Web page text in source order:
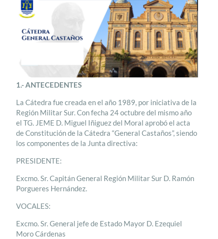
1.- ANTECEDENTES
La Cátedra fue creada en el año 1989, por iniciativa de la
Región Militar Sur. Con fecha 24 octubre del mismo año
el TG. JEME D. Miguel Iñiguez del Moral aprobó el acta
de Constitución de la Cátedra “General Castaños”, siendo
los componentes de la Junta directiva:
PRESIDENTE:
Excmo. Sr. Capitán General Región Militar Sur D. Ramón
Porgueres Hernández.
VOCALES:
Excmo. Sr. General jefe de Estado Mayor D. Ezequiel
Moro Cárdenas